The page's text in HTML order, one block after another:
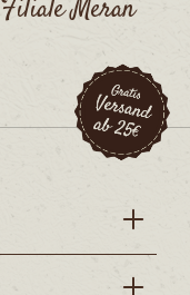
Filiale Meran